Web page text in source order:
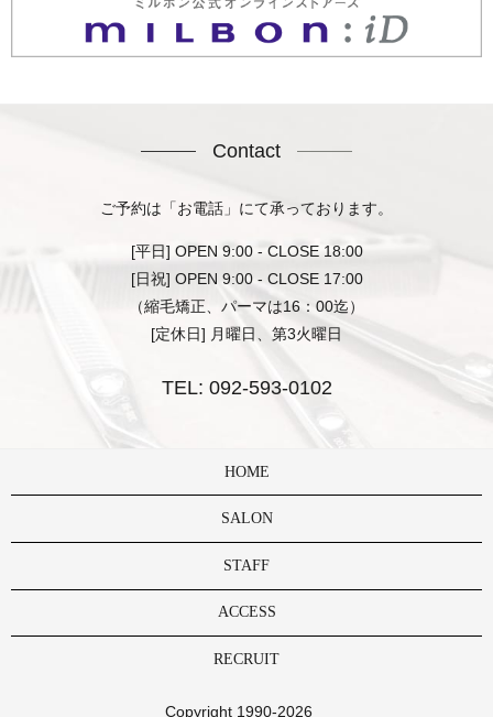
Contact
ご予約は「お電話」にて承っております。
[平日] OPEN 9:00 - CLOSE 18:00
[日祝] OPEN 9:00 - CLOSE 17:00
（縮毛矯正、パーマは16：00迄）
[定休日] 月曜日、第3火曜日
TEL: 092-593-0102
HOME
SALON
STAFF
ACCESS
RECRUIT
Copyright 1990-2026